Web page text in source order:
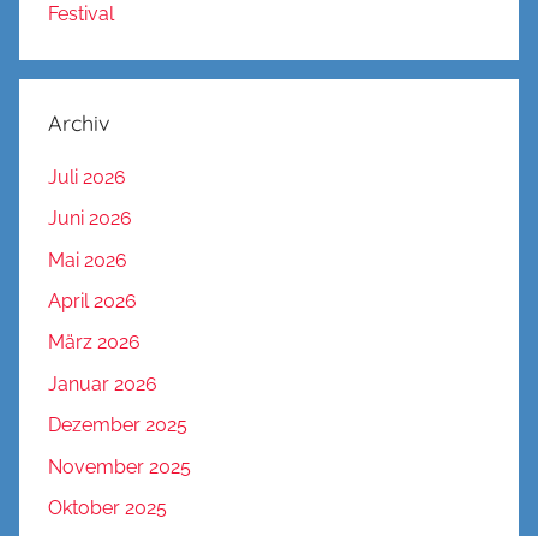
Festival
Archiv
Juli 2026
Juni 2026
Mai 2026
April 2026
März 2026
Januar 2026
Dezember 2025
November 2025
Oktober 2025